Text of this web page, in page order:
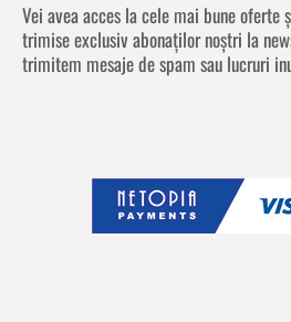
Vei avea acces la cele mai bune oferte
trimise exclusiv abonaților noștri la
trimitem mesaje de spam sau lucruri